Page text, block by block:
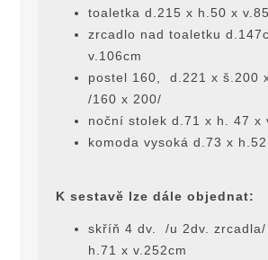
toaletka d.215 x h.50 x
zrcadlo nad toaletku
v.106cm
postel 160, d.221 x š.200
/160 x 200/
noční stolek d.71 x h. 47 x
komoda vysoká d.73 x
K sestavĕ lze dále objednat:
skříň 4 dv. /u 2dv. zrcadla/
h.71 x v.252cm